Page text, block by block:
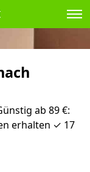
ab 89 €:
erhalten ✓ 17